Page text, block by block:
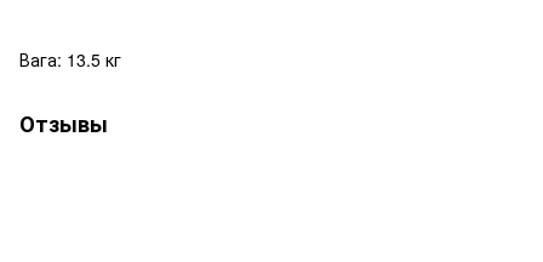
Вага: 13.5 кг
Отзывы